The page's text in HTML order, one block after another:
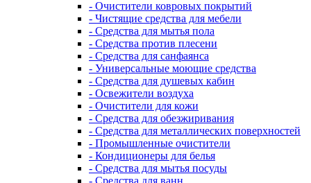
- Очистители ковровых покрытий
- Чистящие средства для мебели
- Средства для мытья пола
- Средства против плесени
- Средства для санфаянса
- Универсальные моющие средства
- Средства для душевых кабин
- Освежители воздуха
- Очистители для кожи
- Средства для обезжиривания
- Средства для металлических поверхностей
- Промышленные очистители
- Кондиционеры для белья
- Средства для мытья посуды
- Средства для ванн